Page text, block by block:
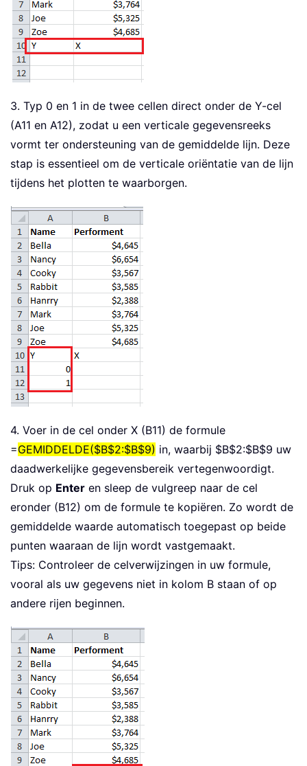
3. Typ 0 en 1 in de twee cellen direct onder de Y-cel
(A11 en A12), zodat u een verticale gegevensreeks
vormt ter ondersteuning van de gemiddelde lijn. Deze
stap is essentieel om de verticale oriëntatie van de lijn
tijdens het plotten te waarborgen.
4. Voer in de cel onder X (B11) de formule
=GEMIDDELDE($B$2:$B$9) in, waarbij $B$2:$B$9 uw
daadwerkelijke gegevensbereik vertegenwoordigt.
Druk op Enter en sleep de vulgreep naar de cel
eronder (B12) om de formule te kopiëren. Zo wordt de
gemiddelde waarde automatisch toegepast op beide
punten waaraan de lijn wordt vastgemaakt.
Tips: Controleer de celverwijzingen in uw formule,
vooral als uw gegevens niet in kolom B staan of op
andere rijen beginnen.